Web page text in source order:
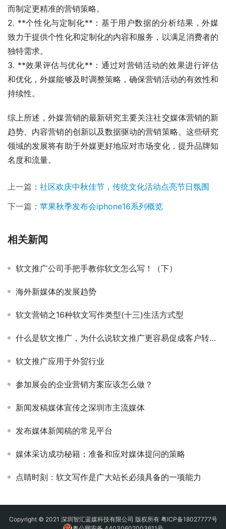
而制定更精准的营销策略。
2. **个性化与定制化**：基于用户数据的分析结果，外媒
致力于提供个性化和定制化的内容和服务，以满足消费者的
独特需求。
3. **效果评估与优化**：通过对营销活动的效果进行评估
和优化，外媒能够及时调整策略，确保营销活动的有效性和
持续性。
综上所述，外媒营销的最新研究主要关注社交媒体营销的新
趋势、内容营销的创新以及数据驱动的营销策略。这些研究
领域的发展将有助于外媒更好地应对市场变化，提升品牌知
名度和流量。
上一篇： 社区欢庆中秋佳节，传统文化活动点亮节日氛围
下一篇： 苹果秋季发布会iphone16系列概览
相关新闻
软文推广公司手把手教你软文怎么写！（下）
海外新媒体的发展趋势
软文营销之16种软文写作类型(十三)生活方式型
什么是软文推广，为什么说软文推广更容易促成客户转化成交？
软文推广应用于外贸行业
参加展会的企业营销方案应该怎么做？
新闻发稿媒体宣传之深圳市主流媒体
发布媒体新闻稿的常见平台
媒体采访成功秘籍：准备和应对媒体提问的策略
点睛时刻：软文写作是广大站长必须具备的一项能力
Copyright © 2021 深圳智汇蓝媒科技有限公司 版权所有 粤ICP备18027777号